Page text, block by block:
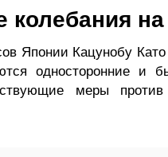
колебания
Японии Кацунобу
односторонние и
меры